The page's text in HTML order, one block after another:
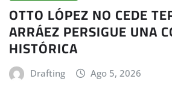
OTTO LÓPEZ NO CEDE
ARRÁEZ PERSIGUE UNA
HISTÓRICA
Drafting Ago 5, 2026